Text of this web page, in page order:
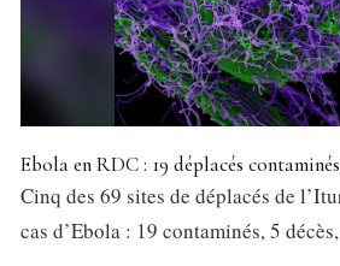
Ebola en RDC : 19 déplacés
Cinq des 69 sites de déplacés de
cas d’Ebola : 19 contaminés, 5